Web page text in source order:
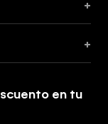
+
+
en tu